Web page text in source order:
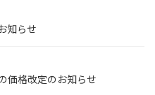
知らせ
価格改定のお知らせ